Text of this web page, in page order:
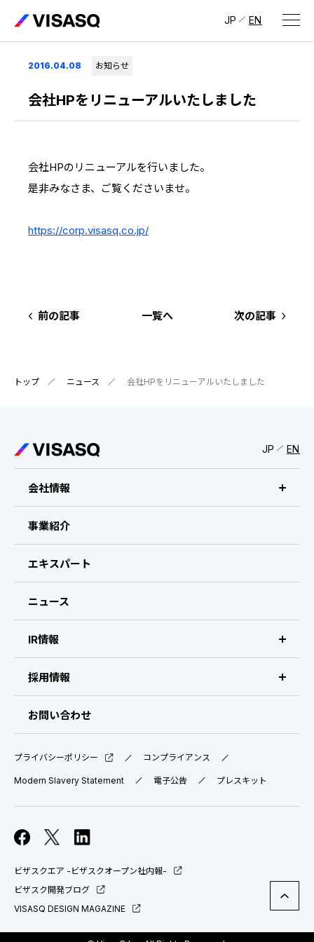
JP EN
会社情報
ビザスクについて
経営メンバー
会社概要・拠点
IRスケジュール
株式について
よくある質問
ディスクロージャーポリシー
免責事項
新卒採用
中途採用：開発職・デザイナー職
2016.04.08 お知らせ
会社HPをリニューアルいたしました
会社HPのリニューアルを行いました。
是非みなさま、ご覧くださいませ。
https://corp.visasq.co.jp/
前の記事 一覧へ 次の記事
トップ ニュース 会社HPをリニューアルいたしました
JP EN
会社情報
ビザスクについて
CEOメッセージ
会社概要・拠点
事業紹介
エキスパート
ニュース
IR情報
IR情報 トップ
IRライブラリ
業績ハイライト
株式について
コーポレート・ガバナンス
よくある質問
ディスクロージャーポリシー
採用情報
採用サイト（日本）
中途採用：ビジネス職・コーポレート職
お問い合わせ
プライバシーポリシー コンプライアンス
Modern Slavery Statement 電子公告 プレスキット
ビザスクエア -ビザスクオープン社内報-
ビザスク開発ブログ
VISASQ DESIGN MAGAZINE